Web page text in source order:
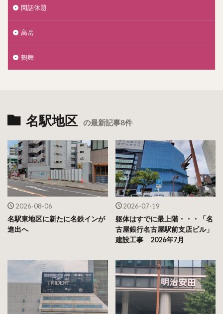
閑話休題
高岳
鶴舞
名駅地区 の最新記事8件
2026-08-06
名駅東地区に新たに名鉄インが
進出へ
2026-07-19
躯体はすでに最上階・・・「名
古屋銀行名古屋駅前支店ビル」
建設工事 2026年7月